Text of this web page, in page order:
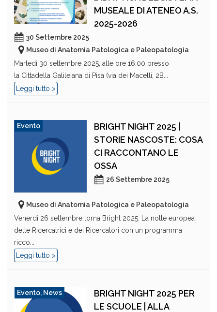
MUSEALE DI ATENEO A.S.
2025-2026
30 Settembre 2025
Museo di Anatomia Patologica e Paleopatologia
Martedì 30 settembre 2025, alle ore 16:00 presso
la Cittadella Galileiana di Pisa (via dei Macelli, 2B...
Leggi tutto >
Evento
BRIGHT NIGHT 2025 |
STORIE NASCOSTE: COSA
CI RACCONTANO LE
OSSA
26 Settembre 2025
Museo di Anatomia Patologica e Paleopatologia
Venerdì 26 settembre torna Bright 2025. La notte europea
delle Ricercatrici e dei Ricercatori con un programma
ricco...
Leggi tutto >
Evento, News
BRIGHT NIGHT 2025 PER
LE SCUOLE | ALLA